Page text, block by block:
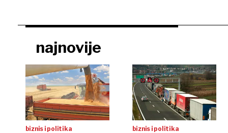
najnovije
biznis i politika biznis i politika